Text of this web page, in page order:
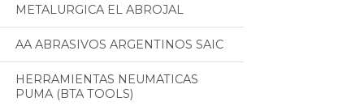
METALURGICA EL ABROJAL
AA ABRASIVOS ARGENTINOS SAIC
HERRAMIENTAS NEUMATICAS
PUMA (BTA TOOLS)